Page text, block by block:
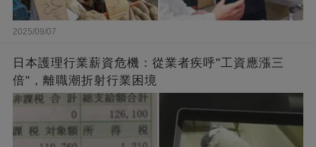
2025/09/07
日本護理行業薪資危機：從業者疾呼"工資應漲三
倍"，離職潮折射行業困境